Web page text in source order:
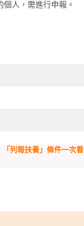
人，需進行申報。
列報扶養」條件一次看